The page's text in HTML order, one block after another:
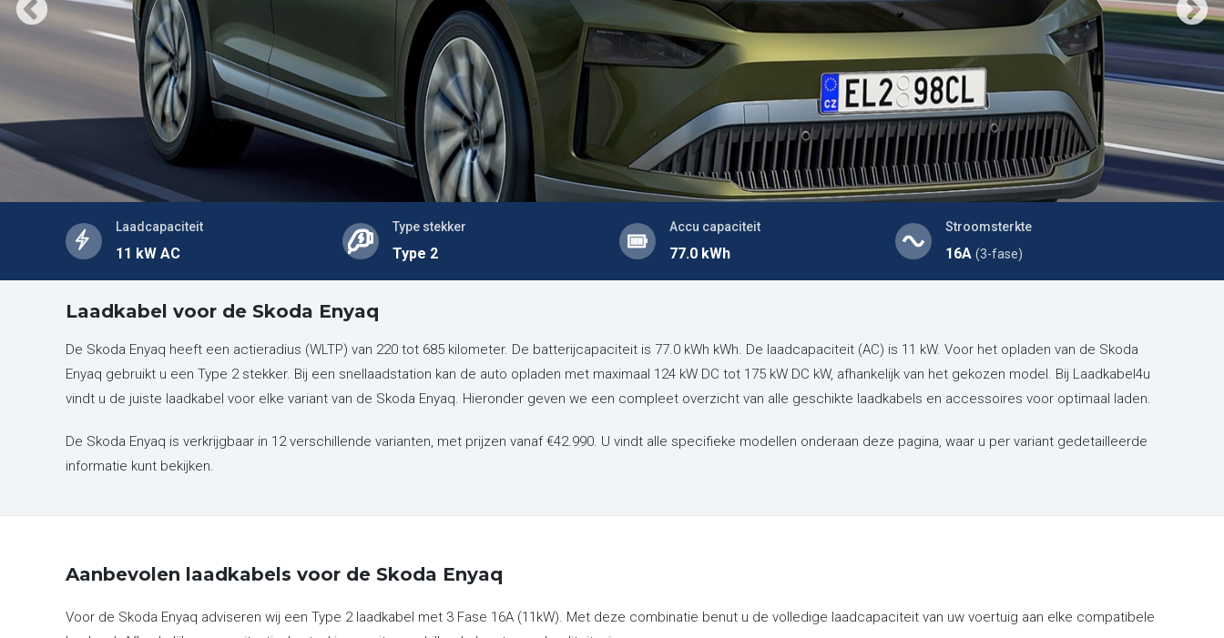
Laadcapaciteit
11 kW AC
Type stekker
Type 2
Accu capaciteit
77.0 kWh
Stroomsterkte
16A(3-fase)
Laadkabel voor de Skoda Enyaq
De Skoda Enyaq heeft een actieradius (WLTP) van 220 tot 685 kilometer. De batterijcapaciteit is 77.0 kWh kWh. De laadcapaciteit (AC) is 11 kW. Voor het opladen van de Skoda
Enyaq gebruikt u een Type 2 stekker. Bij een snellaadstation kan de auto opladen met maximaal 124 kW DC tot 175 kW DC kW, afhankelijk van het gekozen model. Bij Laadkabel4u
vindt u de juiste laadkabel voor elke variant van de Skoda Enyaq. Hieronder geven we een compleet overzicht van alle geschikte laadkabels en accessoires voor optimaal laden.
De Skoda Enyaq is verkrijgbaar in 12 verschillende varianten, met prijzen vanaf €42.990. U vindt alle specifieke modellen onderaan deze pagina, waar u per variant gedetailleerde
informatie kunt bekijken.
Aanbevolen laadkabels voor de Skoda Enyaq
Voor de Skoda Enyaq adviseren wij een Type 2 laadkabel met 3 Fase 16A (11kW). Met deze combinatie benut u de volledige laadcapaciteit van uw voertuig aan elke compatibele